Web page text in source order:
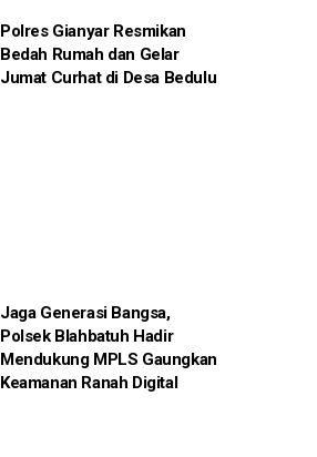
Polres Gianyar Resmikan
Bedah Rumah dan Gelar
Jumat Curhat di Desa Bedulu
Jaga Generasi Bangsa,
Polsek Blahbatuh Hadir
Mendukung MPLS Gaungkan
Keamanan Ranah Digital